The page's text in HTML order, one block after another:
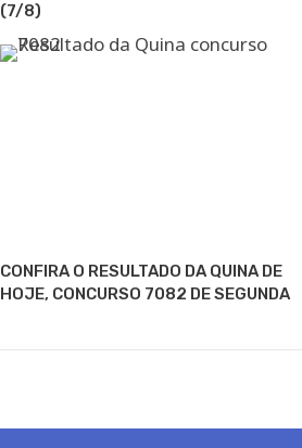
(7/8)
CONFIRA O RESULTADO DA QUINA DE
HOJE, CONCURSO 7082 DE SEGUNDA